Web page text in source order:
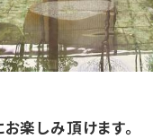
リック♪
楽しみ頂けます。